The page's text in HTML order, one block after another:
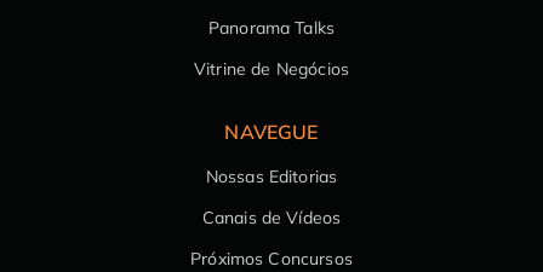
Panorama Talks
Vitrine de Negócios
NAVEGUE
Nossas Editorias
Canais de Vídeos
Próximos Concursos